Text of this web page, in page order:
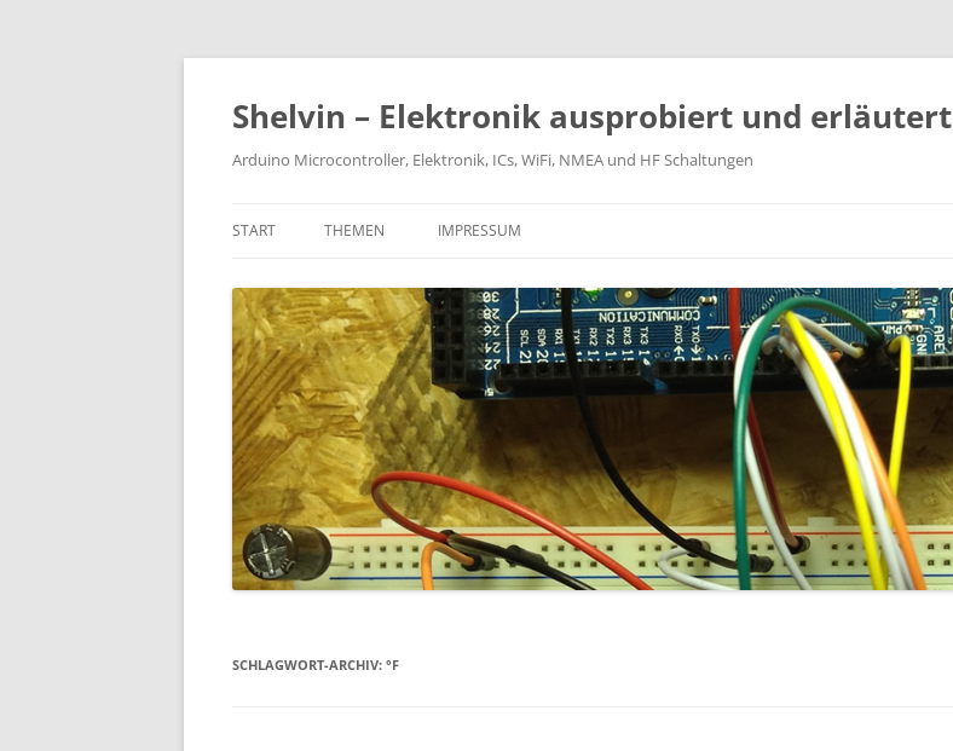
Zum
springen
Shelvin – Elektronik ausprobiert und erläutert
Arduino Microcontroller, Elektronik, ICs, WiFi, NMEA und HF Schaltungen
START THEMEN IMPRESSUM
SCHLAGWORT-ARCHIV: °F